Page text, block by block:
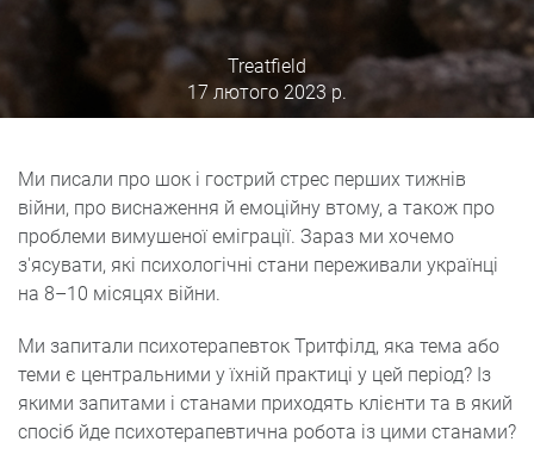
Терапевти
UAENRU
Treatfield
17 лютого 2023 р.
Ми писали про шок і гострий стрес перших тижнів
війни, про виснаження й емоційну втому, а також про
проблеми вимушеної еміграції. Зараз ми хочемо
з'ясувати, які психологічні стани переживали українці
на 8–10 місяцях війни.
Ми запитали психотерапевток Тритфілд, яка тема або
теми є центральними у їхній практиці у цей період? Із
якими запитами і станами приходять клієнти та в який
спосіб йде психотерапевтична робота із цими станами?